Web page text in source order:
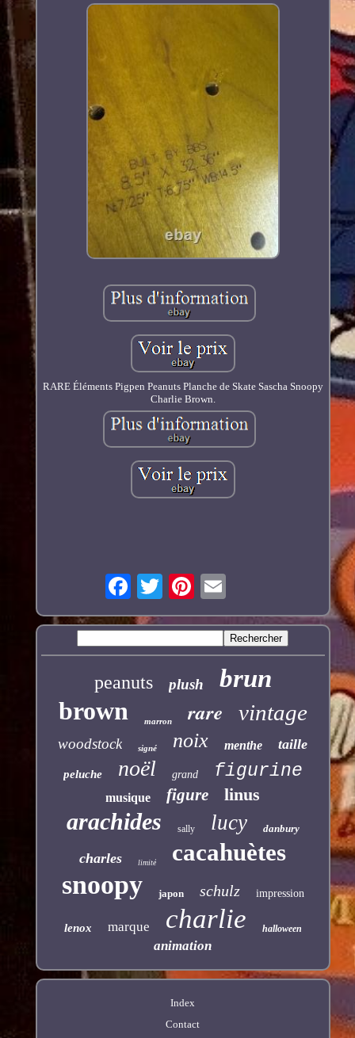
RARE Éléments Pigpen Peanuts Planche de Skate Sascha Snoopy
Charlie Brown.
peanuts plush
brun
brown
marron rare vintage
woodstock signé noix menthe taille
peluche noël grand figurine
musique figure linus
arachides sally lucy danbury
charles limité cacahuètes
snoopy japon schulz impression
lenox marque charlie halloween
animation
Index
Contact